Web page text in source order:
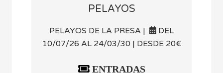
PELAYOS
PELAYOS DE LA PRESA |
DEL
10/07/26 AL 24/03/30 | DESDE 20€
ENTRADAS